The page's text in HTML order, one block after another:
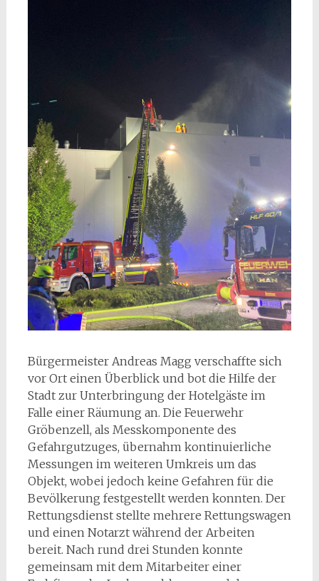
Bürgermeister Andreas Magg verschaffte sich
vor Ort einen Überblick und bot die Hilfe der
Stadt zur Unterbringung der Hotelgäste im
Falle einer Räumung an. Die Feuerwehr
Gröbenzell, als Messkomponente des
Gefahrgutzuges, übernahm kontinuierliche
Messungen im weiteren Umkreis um das
Objekt, wobei jedoch keine Gefahren für die
Bevölkerung festgestellt werden konnten. Der
Rettungsdienst stellte mehrere Rettungswagen
und einen Notarzt während der Arbeiten
bereit. Nach rund drei Stunden konnte
gemeinsam mit dem Mitarbeiter einer